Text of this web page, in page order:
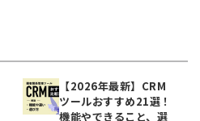
【2026年最新】CRM
ツールおすすめ21選！
機能やできること、選